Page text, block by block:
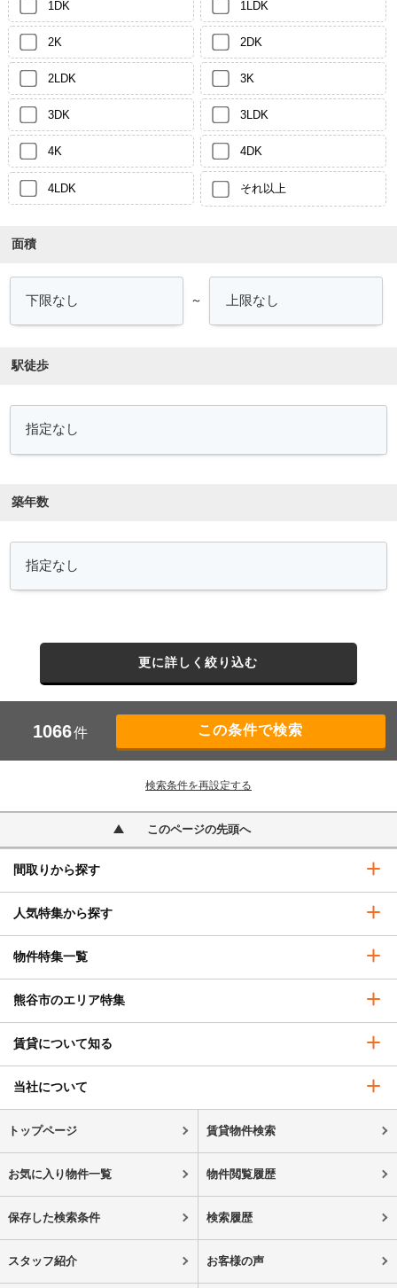
1DK 1LDK
2K 2DK
2LDK 3K
3DK 3LDK
4K 4DK
4LDK それ以上
面積
～
駅徒歩
築年数
更に詳しく絞り込む
1066件
検索条件を再設定する
このページの先頭へ
間取りから探す
人気特集から探す
物件特集一覧
熊谷市のエリア特集
賃貸について知る
当社について
トップページ 賃貸物件検索
お気に入り物件一覧 物件閲覧履歴
保存した検索条件 検索履歴
スタッフ紹介 お客様の声